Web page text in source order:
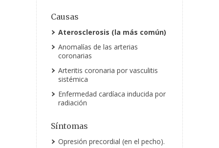
Causas
Aterosclerosis (la más común)
Anomalías de las arterias
coronarias
Arteritis coronaria por vasculitis
sistémica
Enfermedad cardíaca inducida por
radiación
Síntomas
Opresión precordial (en el pecho).